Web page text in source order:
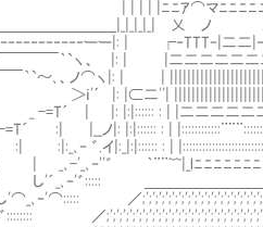
| |ﾆﾆｱ⌒マﾆﾆﾆﾆニ
＿＿＿＿|_|_|_|_| 乂 ノ .||
ー|: | ┌‐TTT‐|二二
`ヽ、 |: | |二二二二二二二
`～､、ノ⌒ヽ|: | |
'´ |: |⊂二''|
|:|:::::: : | |二二二二二二二
: |
:| :|:_､‐ ゛.イ|:_|:|:::::: : |
|: :| | _､-'_､‐''゛ ｀¨¨~~|_lﾆﾆﾆﾆ
|: :| し'´_､‐'゛::::: ＿＿＿＿＿＿
:し'⌒_､‐'⌒::::: ／
‐''゛:::::::: ／